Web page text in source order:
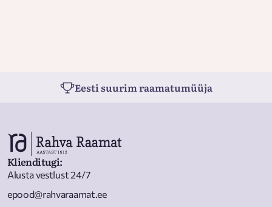
Eesti suurim raamatumüüja
Klienditugi:
Alusta vestlust 24/7
epood@rahvaraamat.ee